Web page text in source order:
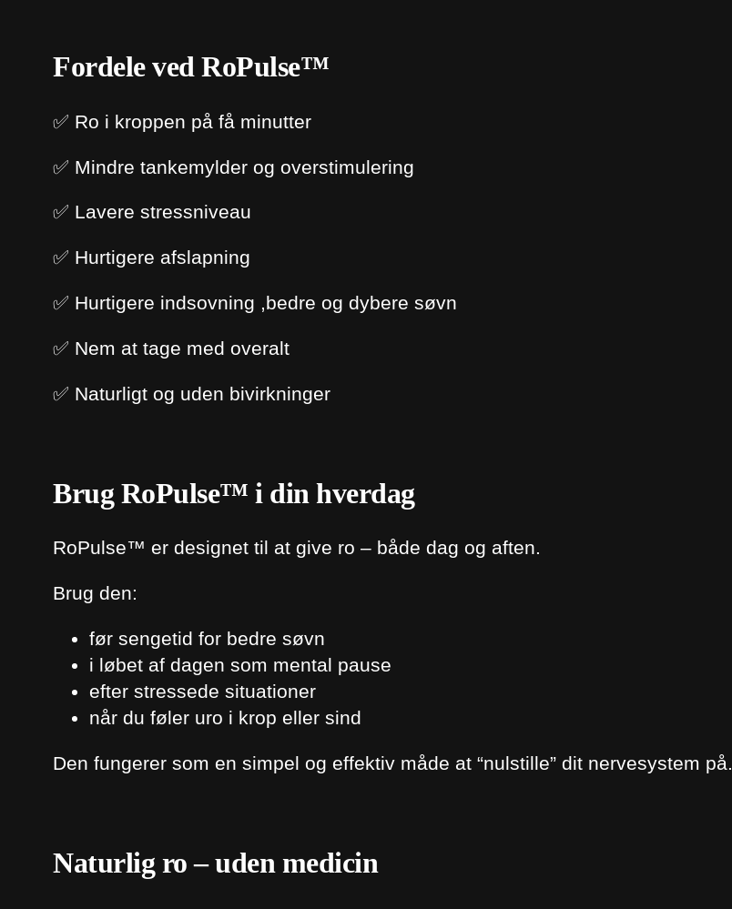
Fordele ved RoPulse™
✅ Ro i kroppen på få minutter
✅ Mindre tankemylder og overstimulering
✅ Lavere stressniveau
✅ Hurtigere afslapning
✅ Hurtigere indsovning ,bedre og dybere søvn
✅ Nem at tage med overalt
✅ Naturligt og uden bivirkninger
Brug RoPulse™ i din hverdag
RoPulse™ er designet til at give ro – både dag og aften.
Brug den:
før sengetid for bedre søvn
i løbet af dagen som mental pause
efter stressede situationer
når du føler uro i krop eller sind
Den fungerer som en simpel og effektiv måde at “nulstille” dit nervesystem på.
Naturlig ro – uden medicin